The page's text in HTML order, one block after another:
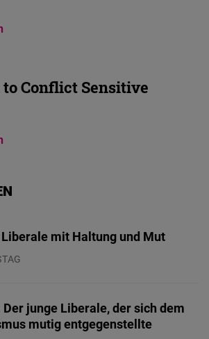
Conflict Sensitive
mit Haltung und Mut
Der junge Liberale, der sich dem
mutig entgegenstellte